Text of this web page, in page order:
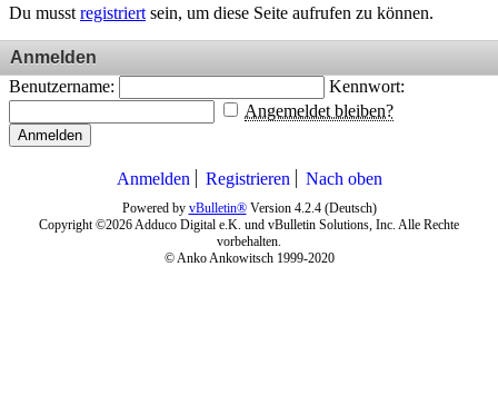
Du musst registriert sein, um diese Seite aufrufen zu können.
Anmelden
Benutzername:
Kennwort:
Angemeldet bleiben?
Anmelden
Anmelden Registrieren Nach oben
Powered by vBulletin®Version 4.2.4 (Deutsch)
Copyright ©2026 Adduco Digital e.K. und vBulletin Solutions, Inc. Alle Rechte
vorbehalten.
© Anko Ankowitsch 1999-2020